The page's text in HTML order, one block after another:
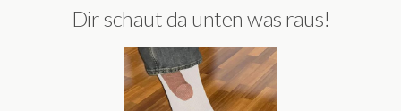
Dir schaut da unten was raus!